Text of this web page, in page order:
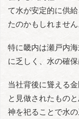
て水が安定的に供
たのかもしれません
特に畿内は瀬戸内
に乏しく、水の確保
当社背後に聳える
と見做されたもの
神を祀ることで水